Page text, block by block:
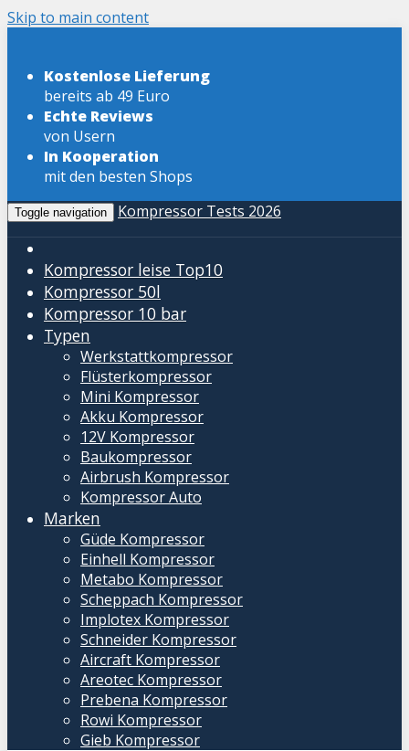
Skip to main content
Kostenlose Lieferung
bereits ab 49 Euro
Echte Reviews
von Usern
In Kooperation
mit den besten Shops
Toggle navigation Kompressor Tests 2026
Kompressor leise Top10
Kompressor 50l
Kompressor 10 bar
Typen
Werkstattkompressor
Flüsterkompressor
Mini Kompressor
Akku Kompressor
12V Kompressor
Baukompressor
Airbrush Kompressor
Kompressor Auto
Marken
Güde Kompressor
Einhell Kompressor
Metabo Kompressor
Scheppach Kompressor
Implotex Kompressor
Schneider Kompressor
Aircraft Kompressor
Areotec Kompressor
Prebena Kompressor
Rowi Kompressor
Gieb Kompressor